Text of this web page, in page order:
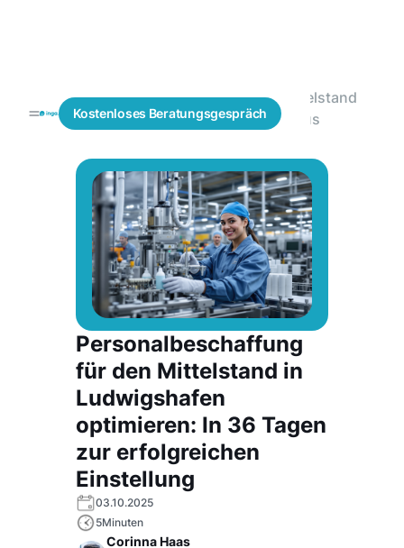
Kostenloses Beratungsgespräch
Blogs Personalbeschaffung
Mittelstand
Fokus
Personalbeschaffung
für den Mittelstand in
Ludwigshafen
optimieren: In 36 Tagen
zur erfolgreichen
Einstellung
03.10.2025
5Minuten
Corinna Haas